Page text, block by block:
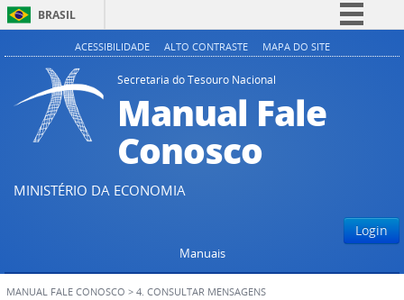
BRASIL
Simplifique!
Comunica BR
Participe
Acesso à informação
Legislação
ACESSIBILIDADE ALTO CONTRASTE MAPA DO SITE
Secretaria do Tesouro Nacional
Manual Fale
Conosco
MINISTÉRIO DA ECONOMIA
Login
Manuais
MANUAL FALE CONOSCO > 4. CONSULTAR MENSAGENS